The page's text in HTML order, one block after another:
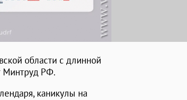
области с длинной
Минтруд РФ.
каникулы на